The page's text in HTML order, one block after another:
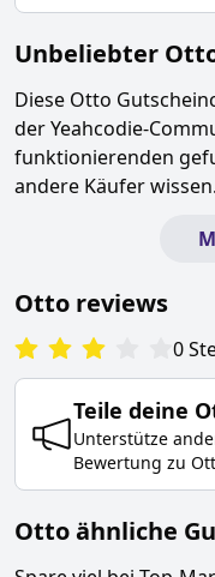
Unbeliebter
Diese Otto
der Yeahcodie-
funktionierenden
andere Käufer wissen.
Otto reviews
0
Teile deine
Unterstütze
Bewertung zu
Otto ähnliche